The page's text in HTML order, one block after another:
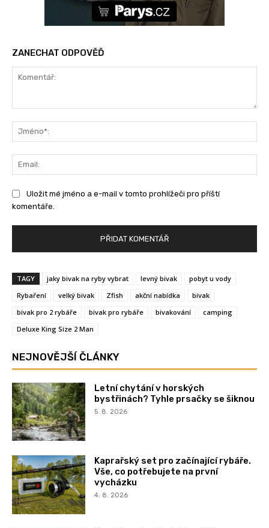
ZANECHAT ODPOVĚĎ
Uložit mé jméno a e-mail v tomto prohlížeči pro příští
komentáře.
TAGY jaky bivak na ryby vybrat levný bivak
pobyt u vody
Rybaření
velký bivak Zfish akční nabídka
bivak
bivak pro 2 rybáře
bivak pro rybáře bivakování
camping
Deluxe King Size 2 Man
NEJNOVĚJŠÍ ČLÁNKY
Letní chytání v horských
bystřinách? Tyhle prsačky se šiknou
5. 8. 2026
Kaprařský set pro začínající rybáře.
Vše, co potřebujete na první
vycházku
4. 8. 2026